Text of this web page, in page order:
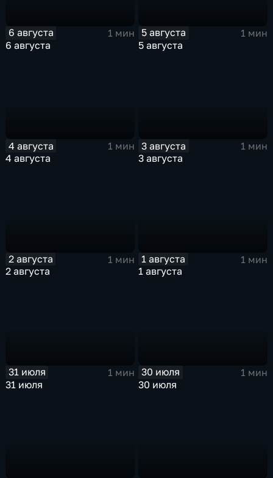
6 августа
1 мин
6 августа
5 августа
1 мин
5 августа
4 августа
1 мин
4 августа
3 августа
1 мин
3 августа
2 августа
1 мин
2 августа
1 августа
1 мин
1 августа
31 июля
1 мин
31 июля
30 июля
1 мин
30 июля